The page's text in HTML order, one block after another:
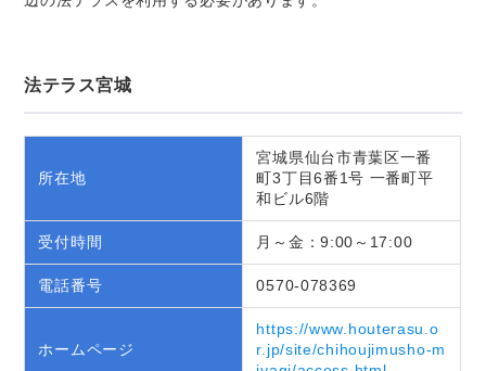
法テラス宮城
所在地
宮城県仙台市青葉区一番
町3丁目6番1号 一番町平
和ビル6階
受付時間 月～金：9:00～17:00
電話番号 0570-078369
ホームページ
https://www.houterasu.o
r.jp/site/chihoujimusho-m